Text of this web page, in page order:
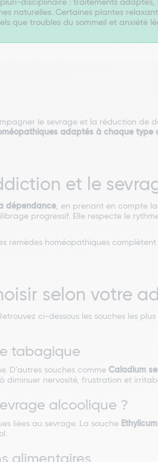
disciplinaire : traitements adaptés,
naturelles. Certaines plantes
que troubles du sommeil et anxiété
le sevrage et la réduction de
adaptés à chaque type
et le
dépendance , en prenant en compte
progressif. Elle respecte le
remèdes homéopathiques
selon votre
ci-dessous les souches les
tabagique
D’autres souches comme Caladium
diminuer nervosité, frustration et
alcoolique ?
liées au sevrage. La souche Ethylicum
alimentaires